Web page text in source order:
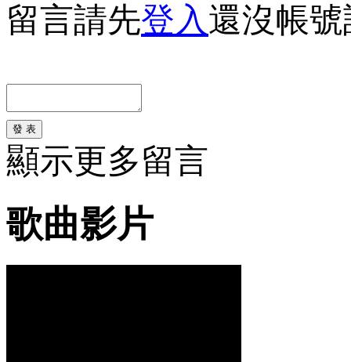
留言請先登入還沒帳號
發 表
顯示更多留言
歌曲影片